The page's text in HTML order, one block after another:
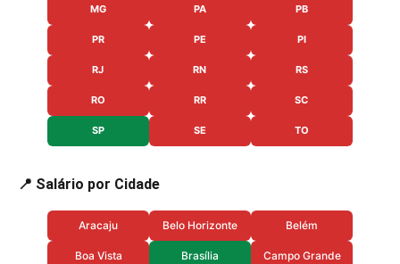
MG PA PB
PR PE PI
RJ RN RS
RO RR SC
SP SE TO
📍 Salário por Cidade
Aracaju Belo Horizonte Belém
Boa Vista Brasília Campo Grande